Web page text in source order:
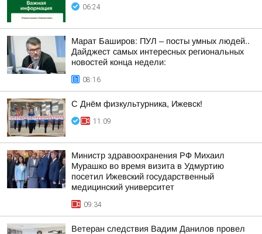
06:24
Марат Баширов: ПУЛ – посты умных людей..
Дайджест самых интересных региональных
новостей конца недели:
08:16
С Днём физкультурника, Ижевск!
11:09
Министр здравоохранения РФ Михаил
Мурашко во время визита в Удмуртию
посетил Ижевский государственный
медицинский университет
09:34
Ветеран следствия Вадим Данилов провел